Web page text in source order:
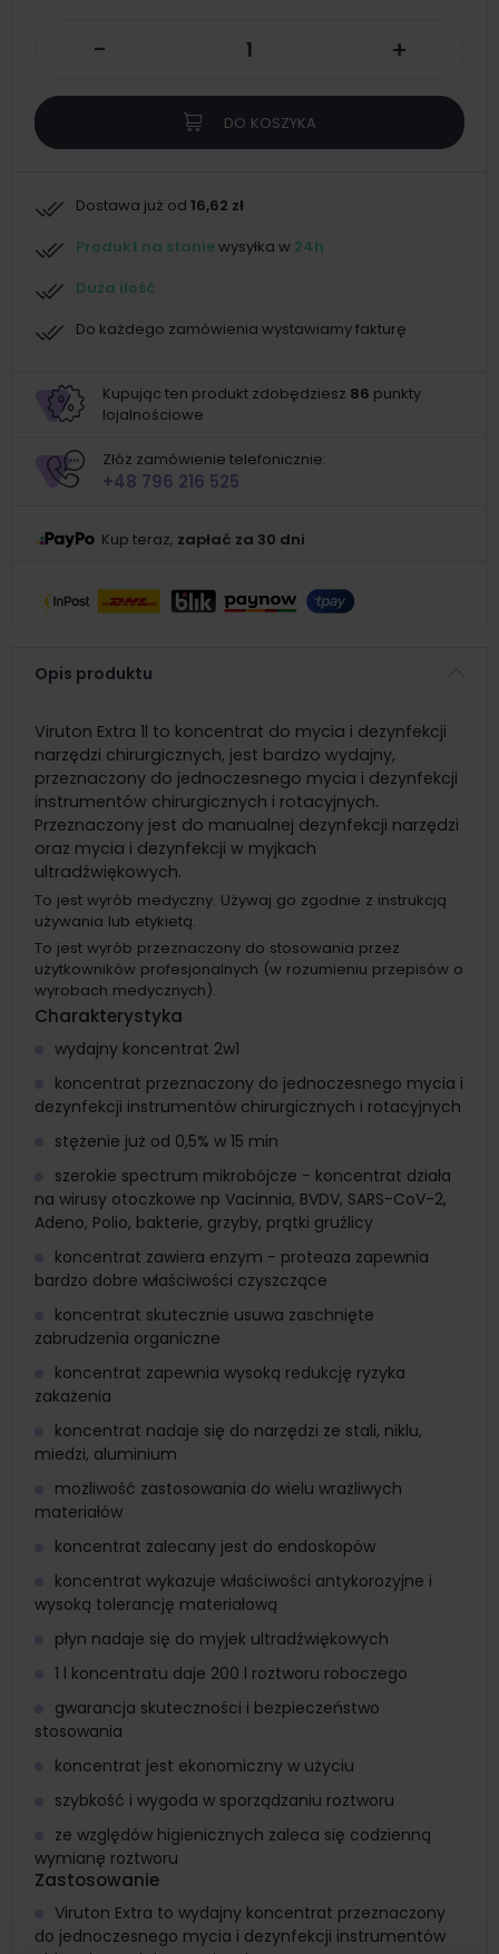
- +
DO KOSZYKA
Dostawa już od 16,62 zł
Produkt na staniewysyłka w 24h
Duża ilość
Do każdego zamówienia wystawiamy fakturę
Kupując ten produkt zdobędziesz 86 punkty
lojalnościowe
Złóż zamówienie telefonicznie:
+48 796 216 525
Kup teraz, zapłać za 30 dni
Opis produktu
Viruton Extra 1l to koncentrat do mycia i dezynfekcji
narzędzi chirurgicznych, jest bardzo wydajny,
przeznaczony do jednoczesnego mycia i dezynfekcji
instrumentów chirurgicznych i rotacyjnych.
Przeznaczony jest do manualnej dezynfekcji narzędzi
oraz mycia i dezynfekcji w myjkach
ultradźwiękowych.
To jest wyrób medyczny. Używaj go zgodnie z instrukcją
używania lub etykietą.
To jest wyrób przeznaczony do stosowania przez
użytkowników profesjonalnych (w rozumieniu przepisów o
wyrobach medycznych).
Charakterystyka
wydajny koncentrat 2w1
koncentrat przeznaczony do jednoczesnego mycia i
dezynfekcji instrumentów chirurgicznych i rotacyjnych
stężenie już od 0,5% w 15 min
szerokie spectrum mikrobójcze - koncentrat działa
na wirusy otoczkowe np Vacinnia, BVDV, SARS-CoV-2,
Adeno, Polio, bakterie, grzyby, prątki gruźlicy
koncentrat zawiera enzym - proteaza zapewnia
bardzo dobre właściwości czyszczące
koncentrat skutecznie usuwa zaschnięte
zabrudzenia organiczne
koncentrat zapewnia wysoką redukcję ryzyka
zakażenia
koncentrat nadaje się do narzędzi ze stali, niklu,
miedzi, aluminium
możliwość zastosowania do wielu wrażliwych
materiałów
koncentrat zalecany jest do endoskopów
koncentrat wykazuje właściwości antykorozyjne i
wysoką tolerancję materiałową
płyn nadaje się do myjek ultradźwiękowych
1 l koncentratu daje 200 l roztworu roboczego
gwarancja skuteczności i bezpieczeństwo
stosowania
koncentrat jest ekonomiczny w użyciu
szybkość i wygoda w sporządzaniu roztworu
ze względów higienicznych zaleca się codzienną
wymianę roztworu
Zastosowanie
Viruton Extra to wydajny koncentrat przeznaczony
do jednoczesnego mycia i dezynfekcji instrumentów